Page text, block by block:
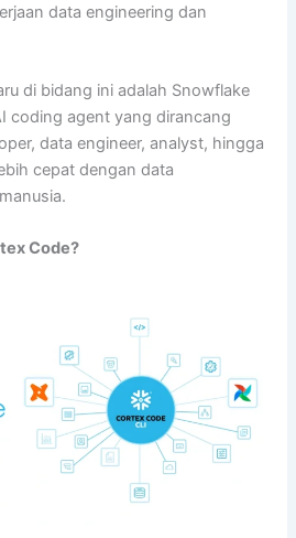
data engineering dan
di bidang ini adalah Snowflake
coding agent yang dirancang
data engineer, analyst, hingga
cepat dengan data
Code?